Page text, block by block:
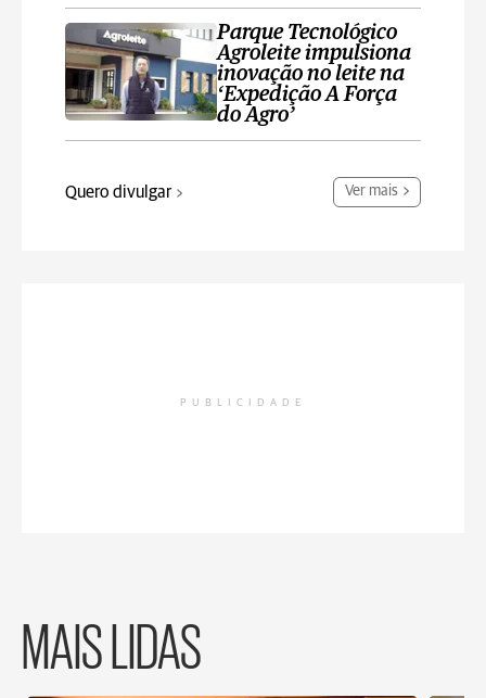
Parque Tecnológico
Agroleite impulsiona
inovação no leite na
‘Expedição A Força
do Agro’
Quero divulgar Ver mais
PUBLICIDADE
MAIS LIDAS